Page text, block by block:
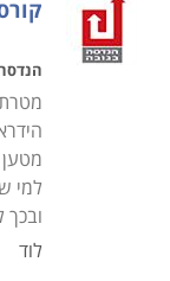
העלאתה על
להעביר. מן
נבונה על מנת
הקורס מבוקש
בתחום
הידע והכלים
משימות בדיוק
למי
לוד